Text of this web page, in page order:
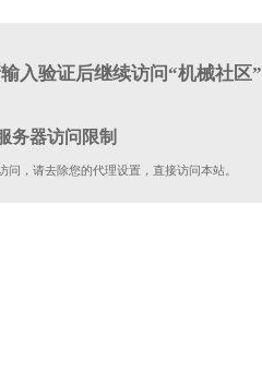
入验证后继续访问“机械社区”
务器访问限制
问，请去除您的代理设置，直接访问本站。